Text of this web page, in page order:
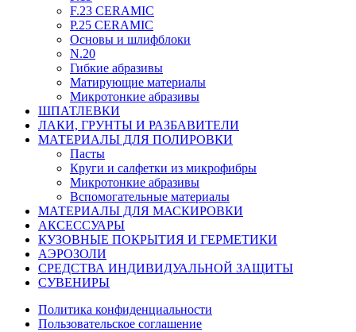
F.23 CERAMIC
P.25 CERAMIC
Основы и шлифблоки
N.20
Гибкие абразивы
Матирующие материалы
Микротонкие абразивы
ШПАТЛЕВКИ
ЛАКИ, ГРУНТЫ И РАЗБАВИТЕЛИ
МАТЕРИАЛЫ ДЛЯ ПОЛИРОВКИ
Пасты
Круги и салфетки из микрофибры
Микротонкие абразивы
Вспомогательные материалы
МАТЕРИАЛЫ ДЛЯ МАСКИРОВКИ
АКСЕССУАРЫ
КУЗОВНЫЕ ПОКРЫТИЯ И ГЕРМЕТИКИ
АЭРОЗОЛИ
СРЕДСТВА ИНДИВИДУАЛЬНОЙ ЗАЩИТЫ
СУВЕНИРЫ
Политика конфиденциальности
Пользовательское соглашение